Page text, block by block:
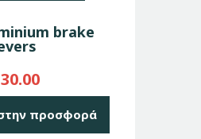
brake
30.00
προσφορά